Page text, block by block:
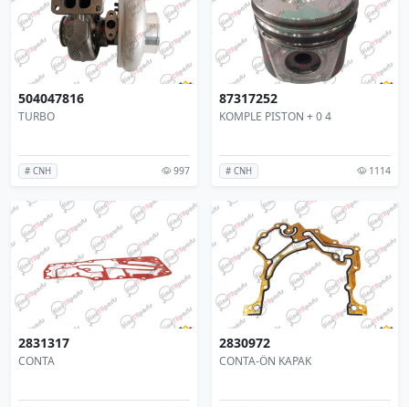
504047816
TURBO
# CNH 997
87317252
KOMPLE PISTON + 0 4
# CNH 1114
2831317
CONTA
2830972
CONTA-ÖN KAPAK